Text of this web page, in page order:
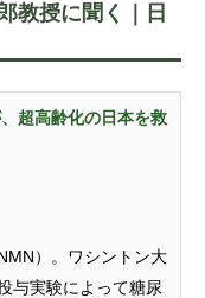
教授に聞く｜日
超高齢化の日本を救
）。ワシントン大
与実験によって糖尿